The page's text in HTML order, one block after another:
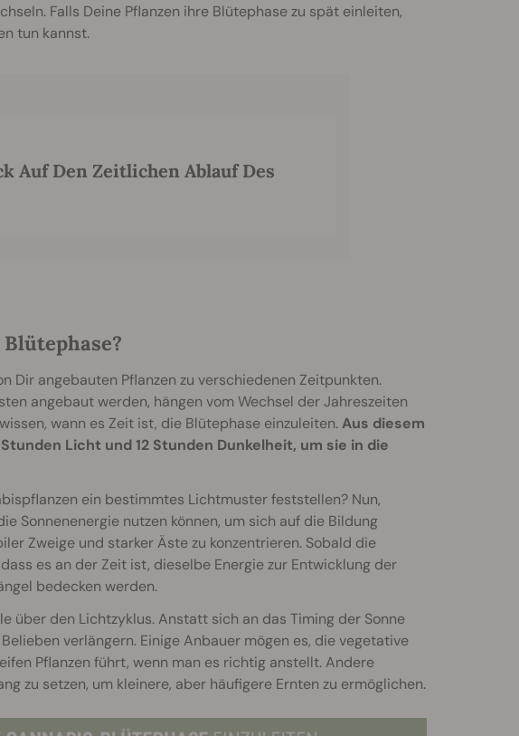
Falls Deine Pflanzen ihre Blütephase zu spät einleiten,
tun kannst.
Auf Den Zeitlichen Ablauf Des
Dir angebauten Pflanzen zu verschiedenen Zeitpunkten.
angebaut werden, hängen vom Wechsel der Jahreszeiten
wann es Zeit ist, die Blütephase einzuleiten.Aus diesem
Licht und 12 Stunden Dunkelheit, um sie in die
ein bestimmtes Lichtmuster feststellen? Nun,
Sonnenenergie nutzen können, um sich auf die Bildung
Zweige und starker Äste zu konzentrieren. Sobald die
es an der Zeit ist, dieselbe Energie zur Entwicklung der
bedecken werden.
über den Lichtzyklus. Anstatt sich an das Timing der Sonne
verlängern. Einige Anbauer mögen es, die vegetative
Pflanzen führt, wenn man es richtig anstellt. Andere
zu setzen, um kleinere, aber häufigere Ernten zu ermöglichen.